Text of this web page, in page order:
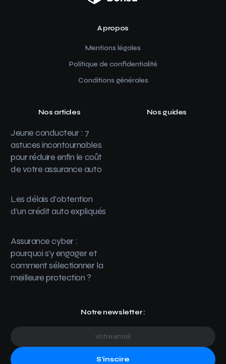
A propos
Mentions légales
Politique de confidentialité
Conditions générales
Nos articles
Jeune conducteur : 7
astuces incontournables
pour réduire enfin le coût
de votre assurance auto
Les délais d’obtention
d’un crédit auto expliqués
Assurance cyber :
pourquoi s’y engager et
comment sélectionner la
meilleure protection ?
Nos guides
Notre newsletter :
S'inscire